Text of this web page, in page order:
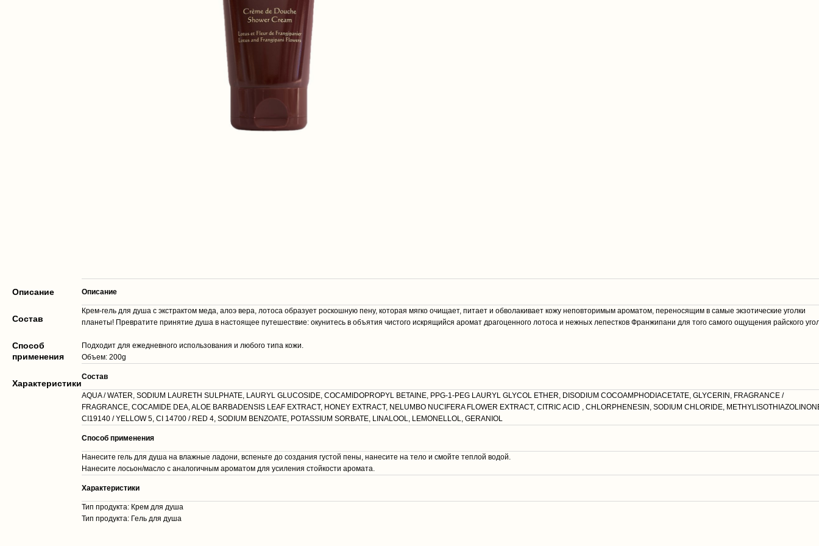
Описание
Cостав
Способ
применения
Характеристики
Описание
Крем-гель для душа с экстрактом меда, алоэ вера, лотоса образует роскошную пену, которая мягко очищает, питает и обволакивает кожу неповторимым ароматом, переносящим в самые экзотические уголки
планеты! Превратите принятие душа в настоящее путешествие: окунитесь в объятия чистого искрящийся аромат драгоценного лотоса и нежных лепестков Франжипани для того самого ощущения райского
Подходит для ежедневного использования и любого типа кожи.
Объем: 200g
Cостав
AQUA / WATER, SODIUM LAURETH SULPHATE, LAURYL GLUCOSIDE, COCAMIDOPROPYL BETAINE, PPG-1-PEG LAURYL GLYCOL ETHER, DISODIUM COCOAMPHODIACETATE, GLYCERIN, FRAGRANCE /
FRAGRANCE, COCAMIDE DEA, ALOE BARBADENSIS LEAF EXTRACT, HONEY EXTRACT, NELUMBO NUCIFERA FLOWER EXTRACT, CITRIC ACID , CHLORPHENESIN, SODIUM CHLORIDE,
CI19140 / YELLOW 5, CI 14700 / RED 4, SODIUM BENZOATE, POTASSIUM SORBATE, LINALOOL, LEMONELLOL, GERANIOL
Способ применения
Нанесите гель для душа на влажные ладони, вспеньте до создания густой пены, нанесите на тело и смойте теплой водой.
Нанесите лосьон/масло с аналогичным ароматом для усиления стойкости аромата.
Характеристики
Тип продукта: Крем для душа
Тип продукта: Гель для душа